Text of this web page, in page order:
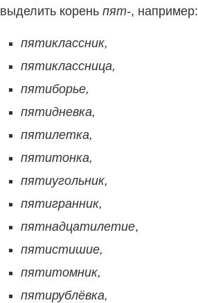
выделить корень пят-, например:
пятиклассник,
пятиклассница,
пятиборье,
пятидневка,
пятилетка,
пятитонка,
пятиугольник,
пятигранник,
пятнадцатилетие,
пятистишие,
пятитомник,
пятирублёвка,